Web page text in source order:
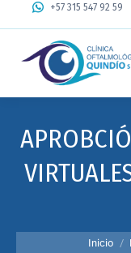
+57 315 547 92 59
Estás aquí:
Inicio